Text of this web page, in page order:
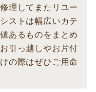
理してまたリユー
ストは幅広いカテ
あるものをまとめ
引っ越しやお片付
の際はぜひご用命